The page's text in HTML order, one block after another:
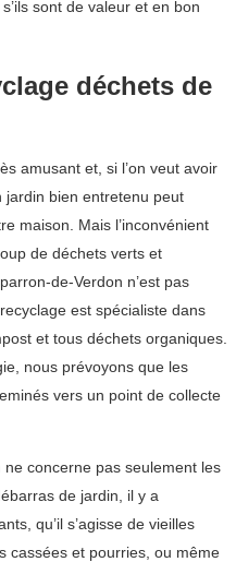
sont de valeur et en bon
déchets de
amusant et, si l’on veut avoir
jardin bien entretenu peut
maison. Mais l’inconvénient
de déchets verts et
de-Verdon n’est pas
est spécialiste dans
et tous déchets organiques.
nous prévoyons que les
vers un point de collecte
ne concerne pas seulement les
de jardin, il y a
qu’il s’agisse de vieilles
cassées et pourries, ou même